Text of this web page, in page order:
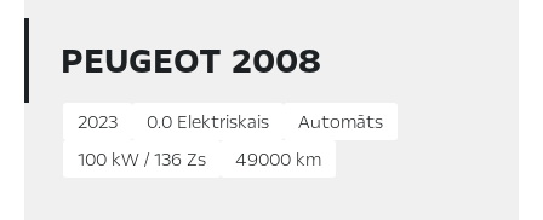
PEUGEOT 2008
2023 0.0 Elektriskais
Automāts
100 kW / 136 Zs
49000 km